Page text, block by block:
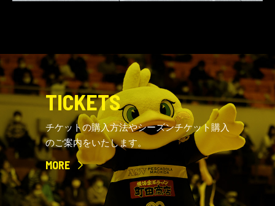
TICKETS
チケットの購入方法やシーズンチケット購入
のご案内をいたします。
MORE